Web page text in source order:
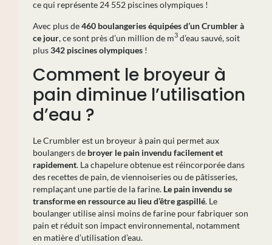
ce qui représente 24 552 piscines olympiques !
Avec plus de460 boulangeries équipées d’un Crumbler à
ce jour, ce sont près d’un million de m3d’eau sauvé, soit
plus342 piscines olympiques!
Comment le broyeur à
pain diminue l’utilisation
d’eau ?
Le Crumbler est un broyeur à pain qui permet aux
boulangers debroyer le pain invendu facilement et
rapidement. La chapelure obtenue est réincorporée dans
des recettes de pain, de viennoiseries ou de pâtisseries,
remplaçant une partie de la farine. Le pain invendu se
transforme en ressource au lieu d’être gaspillé. Le
boulanger utilise ainsi moins de farine pour fabriquer son
pain et réduit son impact environnemental, notamment
en matière d’utilisation d’eau.